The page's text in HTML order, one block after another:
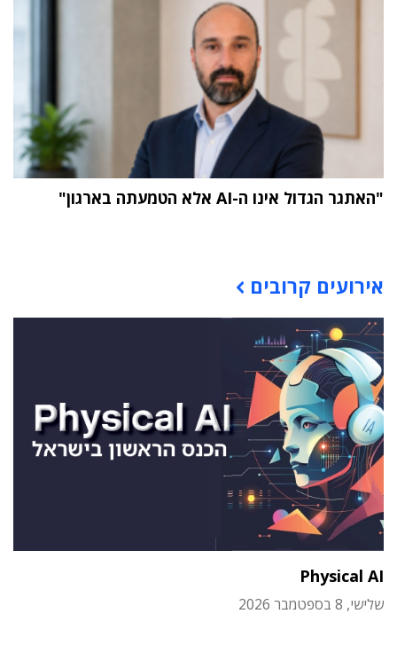
"האתגר הגדול אינו ה-AI אלא הטמעתה בארגון"
אירועים קרובים
Physical AI
שלישי, 8 בספטמבר 2026